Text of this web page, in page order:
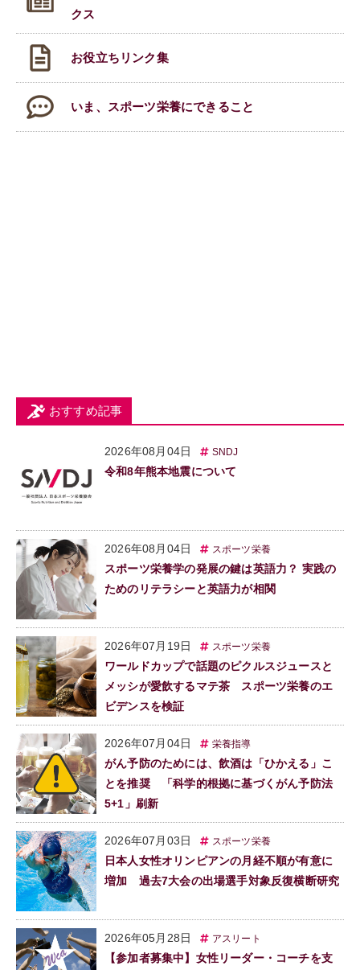
クス
お役立ちリンク集
いま、スポーツ栄養にできること
おすすめ記事
2026年08月04日 SNDJ
令和8年熊本地震について
2026年08月04日 スポーツ栄養
スポーツ栄養学の発展の鍵は英語力？ 実践の
ためのリテラシーと英語力が相関
2026年07月19日 スポーツ栄養
ワールドカップで話題のピクルスジュースと
メッシが愛飲するマテ茶 スポーツ栄養のエ
ビデンスを検証
2026年07月04日 栄養指導
がん予防のためには、飲酒は「ひかえる」こ
とを推奨 「科学的根拠に基づくがん予防法
5+1」刷新
2026年07月03日 スポーツ栄養
日本人女性オリンピアンの月経不順が有意に
増加 過去7大会の出場選手対象反復横断研究
2026年05月28日 アスリート
【参加者募集中】女性リーダー・コーチを支